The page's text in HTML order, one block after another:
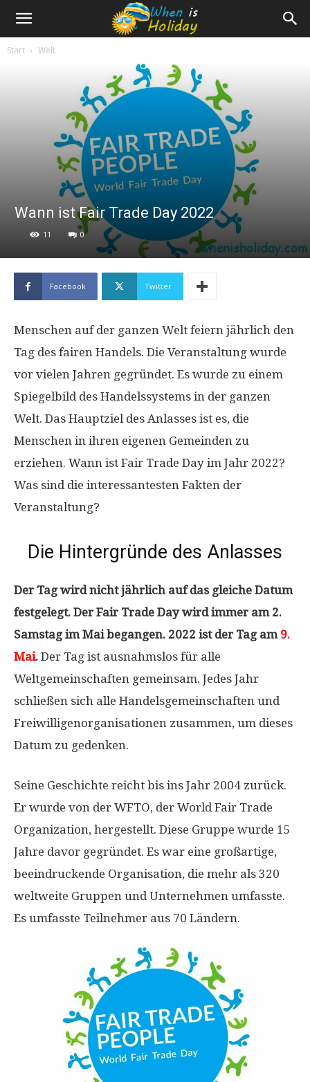
Start Welt
Wann ist Fair Trade Day 2022
11 0
Facebook Twitter
Menschen auf der ganzen Welt feiern jährlich den
Tag des fairen Handels. Die Veranstaltung wurde
vor vielen Jahren gegründet. Es wurde zu einem
Spiegelbild des Handelssystems in der ganzen
Welt. Das Hauptziel des Anlasses ist es, die
Menschen in ihren eigenen Gemeinden zu
erziehen. Wann ist Fair Trade Day im Jahr 2022?
Was sind die interessantesten Fakten der
Veranstaltung?
Die Hintergründe des Anlasses
Der Tag wird nicht jährlich auf das gleiche Datum
festgelegt. Der Fair Trade Day wird immer am 2.
Samstag im Mai begangen. 2022 ist der Tag am 9.
Mai. Der Tag ist ausnahmslos für alle
Weltgemeinschaften gemeinsam. Jedes Jahr
schließen sich alle Handelsgemeinschaften und
Freiwilligenorganisationen zusammen, um dieses
Datum zu gedenken.
Seine Geschichte reicht bis ins Jahr 2004 zurück.
Er wurde von der WFTO, der World Fair Trade
Organization, hergestellt. Diese Gruppe wurde 15
Jahre davor gegründet. Es war eine großartige,
beeindruckende Organisation, die mehr als 320
weltweite Gruppen und Unternehmen umfasste.
Es umfasste Teilnehmer aus 70 Ländern.